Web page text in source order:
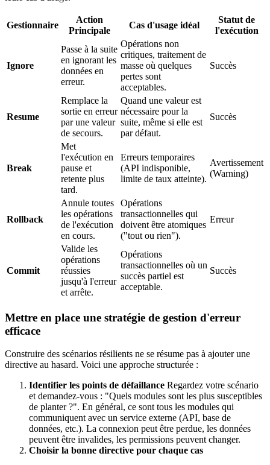
Gestionnaire
Action
Principale
Cas d'usage idéal
Statut de
l'exécution
Ignore
Passe à la suite
en ignorant les
données en
erreur.
Opérations non
critiques, traitement de
masse où quelques
pertes sont
acceptables.
Succès
Resume
Remplace la
sortie en erreur
par une valeur
de secours.
Quand une valeur est
nécessaire pour la
suite, même si elle est
par défaut.
Succès
Break
Met
l'exécution en
pause et
retente plus
tard.
Erreurs temporaires
(API indisponible,
limite de taux atteinte).
Avertissement
(Warning)
Rollback
Annule toutes
les opérations
de l'exécution
en cours.
Opérations
transactionnelles qui
doivent être atomiques
("tout ou rien").
Erreur
Commit
Valide les
opérations
réussies
jusqu'à l'erreur
et arrête.
Opérations
transactionnelles où un
succès partiel est
acceptable.
Succès
Mettre en place une stratégie de gestion d'erreur
efficace
Construire des scénarios résilients ne se résume pas à ajouter une
directive au hasard. Voici une approche structurée :
Identifier les points de défaillance Regardez votre scénario
et demandez-vous : "Quels modules sont les plus susceptibles
de planter ?". En général, ce sont tous les modules qui
communiquent avec un service externe (API, base de
données, etc.). La connexion peut être perdue, les données
peuvent être invalides, les permissions peuvent changer.
Choisir la bonne directive pour chaque cas